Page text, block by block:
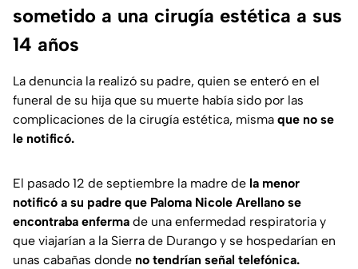
sometido a una cirugía estética a sus
14 años
La denuncia la realizó su padre, quien se enteró en el
funeral de su hija que su muerte había sido por las
complicaciones de la cirugía estética, misma que no se
le notificó.
El pasado 12 de septiembre la madre de la menor
notificó a su padre que Paloma Nicole Arellano se
encontraba enferma de una enfermedad respiratoria y
que viajarían a la Sierra de Durango y se hospedarían en
unas cabañas donde no tendrían señal telefónica.